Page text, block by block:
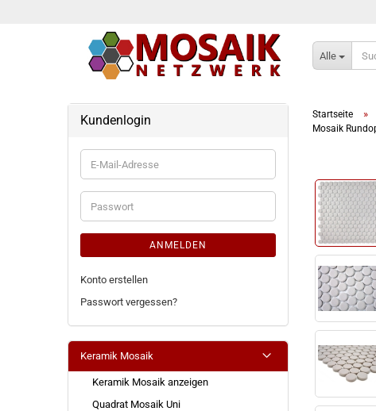
Alle
Startseite »
Mosaik
Kundenlogin
E-
Mail-
Adresse
Passwort
ANMELDEN
Konto erstellen
Passwort vergessen?
Keramik Mosaik
Keramik Mosaik anzeigen
Quadrat Mosaik Uni